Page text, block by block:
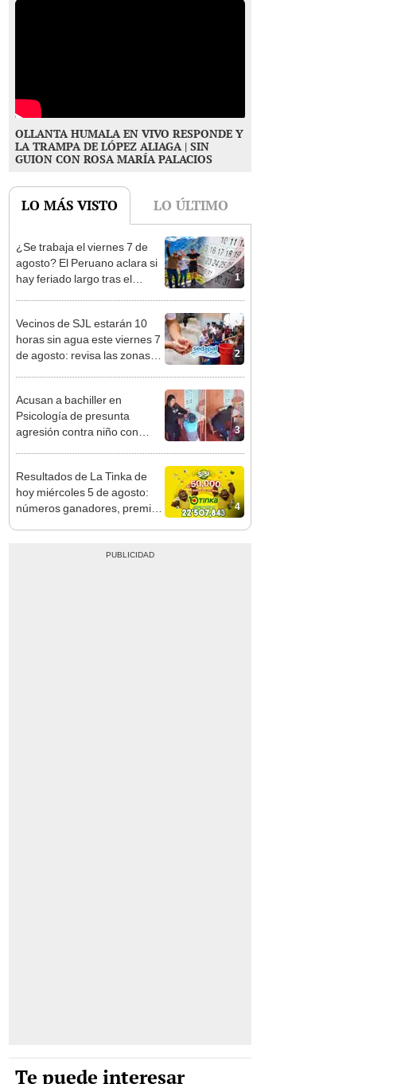
OLLANTA HUMALA EN VIVO RESPONDE Y
LA TRAMPA DE LÓPEZ ALIAGA | SIN
GUION CON ROSA MARÍA PALACIOS
LO MÁS VISTO LO ÚLTIMO
1
¿Se trabaja el viernes 7 de
agosto? El Peruano aclara si
hay feriado largo tras el
descanso del 6 de agosto
2
Vecinos de SJL estarán 10
horas sin agua este viernes 7
de agosto: revisa las zonas
afectadas, según Sedapal
3
Acusan a bachiller en
Psicología de presunta
agresión contra niño con
autismo en Surco: cámaras
captan el hecho
4
Resultados de La Tinka de
hoy miércoles 5 de agosto:
números ganadores, premios
del Pozo Millonario, boliyapa,
S/50.000 y más
Te puede interesar